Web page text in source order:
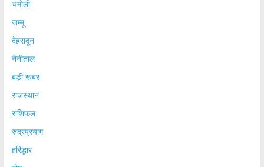
चमोली
जम्मू
देहरादून
नैनीताल
बड़ी खबर
राजस्थान
राशिफल
रुद्रप्रयाग
हरिद्धार